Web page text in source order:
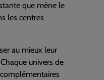
que mène le
les centres
au mieux leur
univers de